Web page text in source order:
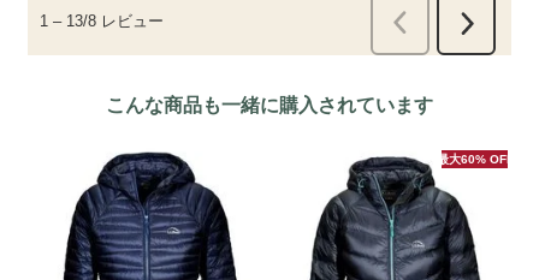
こんな商品も一緒に購入されています
最大60% OFF